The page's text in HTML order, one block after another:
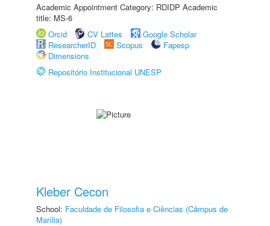
Academic Appointment Category: RDIDP Academic
title: MS-6
Orcid
CV Lattes
Google Scholar
ResearcherID
Scopus
Fapesp
Dimensions
Repositório Institucional UNESP
Kleber Cecon
School: Faculdade de Filosofia e Ciências (Câmpus de
Marília)